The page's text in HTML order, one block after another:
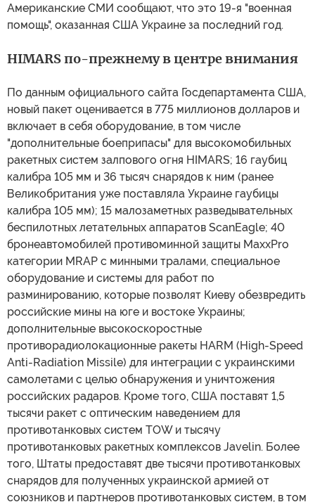
Американские СМИ сообщают, что это 19-я "военная
помощь", оказанная США Украине за последний год.
HIMARS по-прежнему в центре внимания
По данным официального сайта Госдепартамента США,
новый пакет оценивается в 775 миллионов долларов и
включает в себя оборудование, в том числе
"дополнительные боеприпасы" для высокомобильных
ракетных систем залпового огня HIMARS; 16 гаубиц
калибра 105 мм и 36 тысяч снарядов к ним (ранее
Великобритания уже поставляла Украине гаубицы
калибра 105 мм); 15 малозаметных разведывательных
беспилотных летательных аппаратов ScanEagle; 40
бронеавтомобилей противоминной защиты MaxxPro
категории MRAP с минными тралами, специальное
оборудование и системы для работ по
разминированию, которые позволят Киеву обезвредить
российские мины на юге и востоке Украины;
дополнительные высокоскоростные
противорадиолокационные ракеты HARM (High-Speed
Anti-Radiation Missile) для интеграции с украинскими
самолетами с целью обнаружения и уничтожения
российских радаров. Кроме того, США поставят 1,5
тысячи ракет с оптическим наведением для
противотанковых систем TOW и тысячу
противотанковых ракетных комплексов Javelin. Более
того, Штаты предоставят две тысячи противотанковых
снарядов для полученных украинской армией от
союзников и партнеров противотанковых систем, в том